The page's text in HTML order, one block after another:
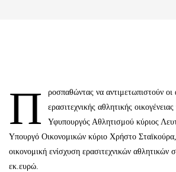
Π
ροσπαθώντας να αντιμετωπιστούν οι
ερασιτεχνικής αθλητικής
Υφυπουργός Αθλητισμού κύριος
Υπουργό Οικονομικών κύριο Χρήστο
οικονομική ενίσχυση ερασιτεχνικών
εκ.ευρώ.